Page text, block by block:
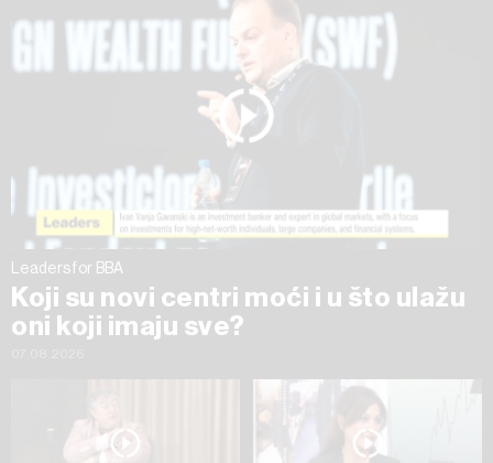
na „Prikaži detalje“. Privolu možete u bilo kojem trenutku
povući bez negativnih posljedica.
Leaders for BBA
Koji su novi centri moći i u što ulažu
oni koji imaju sve?